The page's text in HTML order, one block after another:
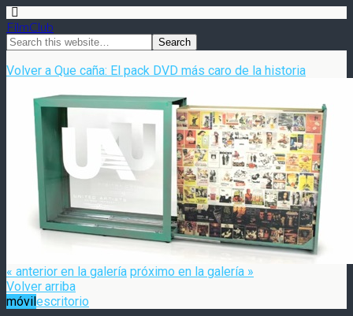
FilmClub
Volver a Que caña: El pack DVD más caro de la historia
« anterior en la galería próximo en la galería »
Volver arriba
móvilescritorio